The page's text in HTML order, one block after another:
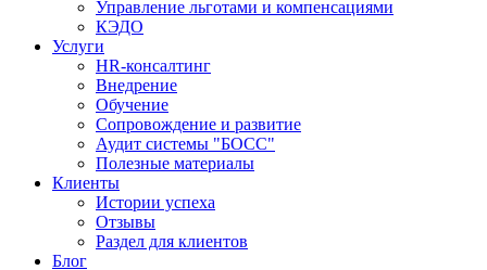
Управление льготами и компенсациями
КЭДО
Услуги
HR-консалтинг
Внедрение
Обучение
Сопровождение и развитие
Аудит системы "БОСС"
Полезные материалы
Клиенты
Истории успеха
Отзывы
Раздел для клиентов
Блог